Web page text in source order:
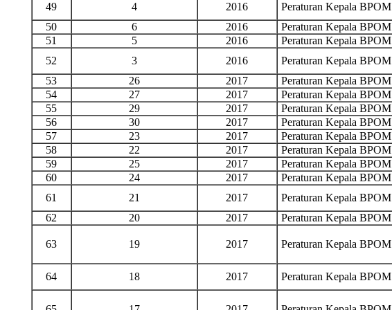
49
4 2016 Peraturan Kepala BPOM
50
6 2016 Peraturan Kepala BPOM
51
5 2016 Peraturan Kepala BPOM
52
3 2016 Peraturan Kepala BPOM
53
26 2017 Peraturan Kepala BPOM
54
27 2017 Peraturan Kepala BPOM
55
29 2017 Peraturan Kepala BPOM
56
30 2017 Peraturan Kepala BPOM
57
23 2017 Peraturan Kepala BPOM
58
22 2017 Peraturan Kepala BPOM
59
25 2017 Peraturan Kepala BPOM
60
24 2017 Peraturan Kepala BPOM
61
21 2017 Peraturan Kepala BPOM
62
20 2017 Peraturan Kepala BPOM
63 19 2017 Peraturan Kepala BPOM
64 18 2017 Peraturan Kepala BPOM